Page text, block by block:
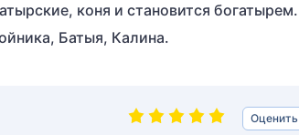
коня и становится богатырем.
Батыя, Калина.
Оценить